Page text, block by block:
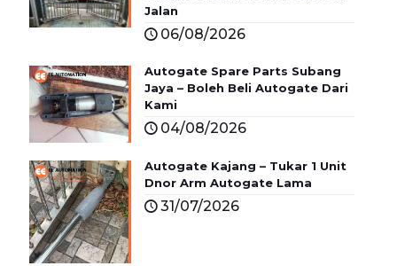
Jalan
06/08/2026
Autogate Spare Parts Subang
Jaya – Boleh Beli Autogate Dari
Kami
04/08/2026
Autogate Kajang – Tukar 1 Unit
Dnor Arm Autogate Lama
31/07/2026